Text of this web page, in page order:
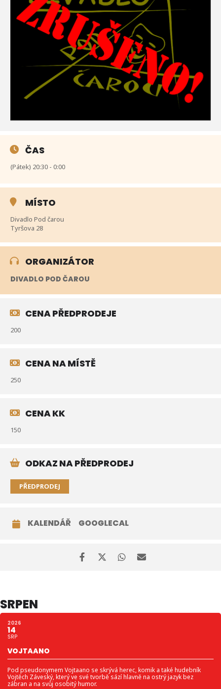
ČAS
(Pátek) 20:30 - 0:00
MÍSTO
Divadlo Pod čarou
Tyršova 28
ORGANIZÁTOR
DIVADLO POD ČAROU
CENA PŘEDPRODEJE
200
CENA NA MÍSTĚ
250
CENA KK
150
ODKAZ NA PŘEDPRODEJ
PŘEDPRODEJ
KALENDÁŘ GOOGLECAL
SRPEN
2026
14
SRP
VOJTAANO
Pod pseudonymem Vojtaano se skrývá herec, komik a také hudebník
Vojtěch Záveský, který ve své tvorbě sází hlavně na ostrý jazyk bez
zábran a na svůj osobitý humor.